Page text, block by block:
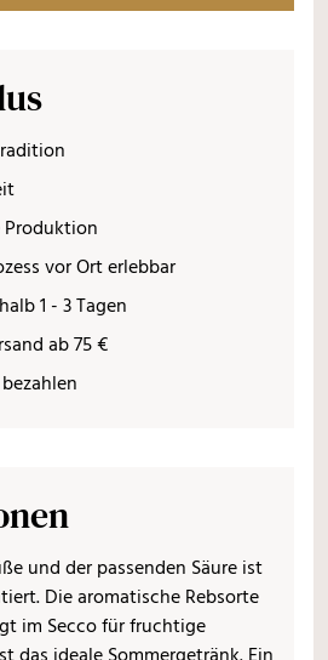
Produktion
vor Ort erlebbar
1 - 3 Tagen
ab 75 €
und der passenden Säure ist
Die aromatische Rebsorte
im Secco für fruchtige